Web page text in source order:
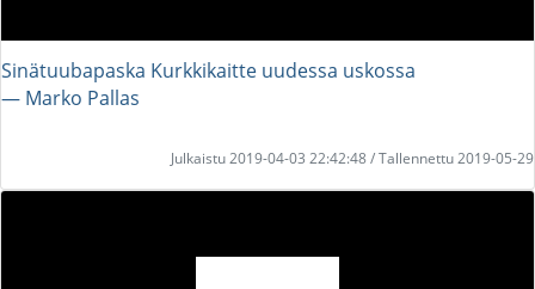
Sinätuubapaska Kurkkikaitte uudessa uskossa
― Marko Pallas
Julkaistu 2019-04-03 22:42:48 / Tallennettu 2019-05-29